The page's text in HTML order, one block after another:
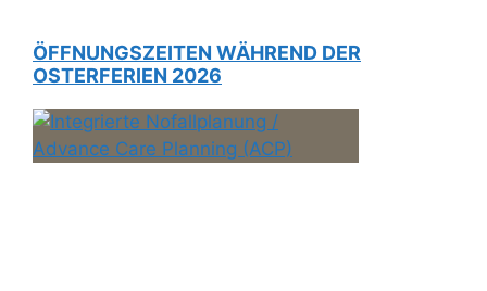
ÖFFNUNGSZEITEN WÄHREND DER
OSTERFERIEN 2026